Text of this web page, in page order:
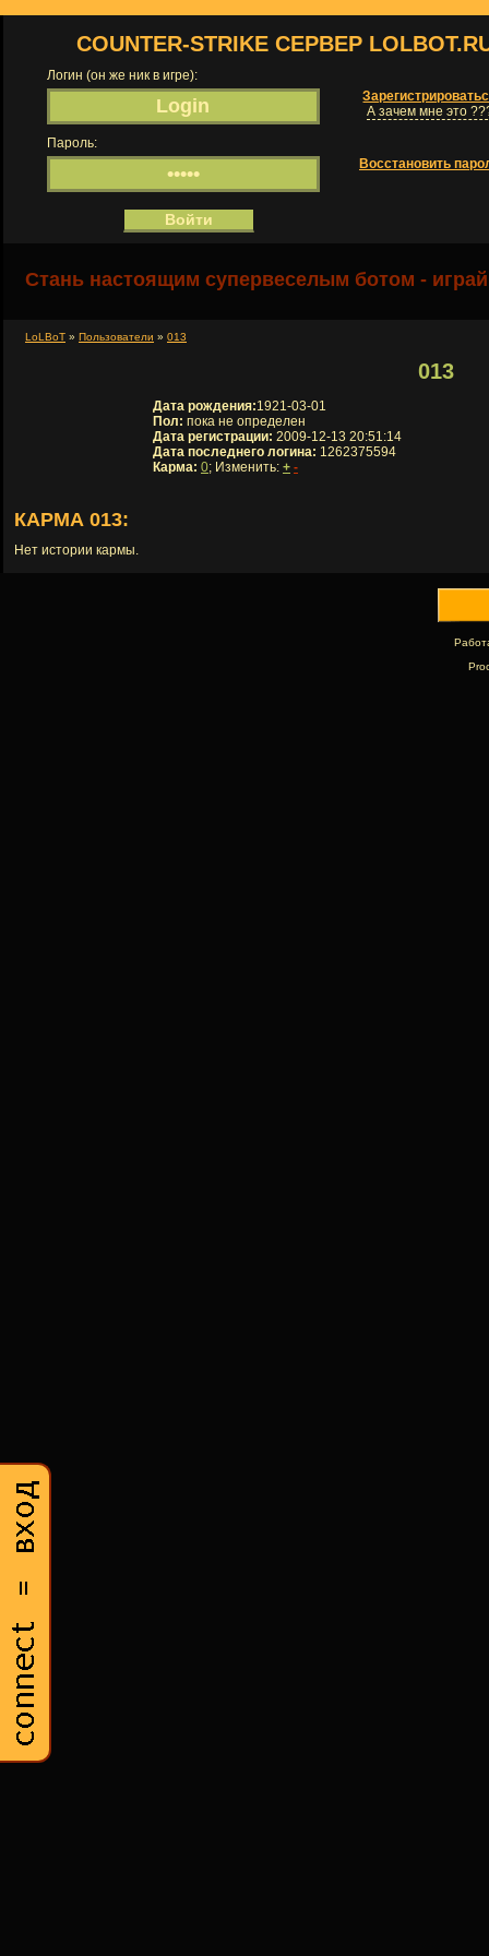
COUNTER-STRIKE СЕРВЕР
Логин (он же ник в игре):
А зачем мне это
Пароль:
Восстановить
Стань настоящим супервеселым ботом -
LoLBoT » Пользователи » 013
013
Дата рождения:1921-03-01
Пол: пока не определен
Дата регистрации: 2009-12-13 20:51:14
Дата последнего логина: 1262375594
Карма: 0; Изменить: + -
КАРМА 013:
Нет истории кармы.